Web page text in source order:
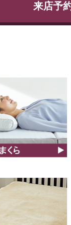
来店予